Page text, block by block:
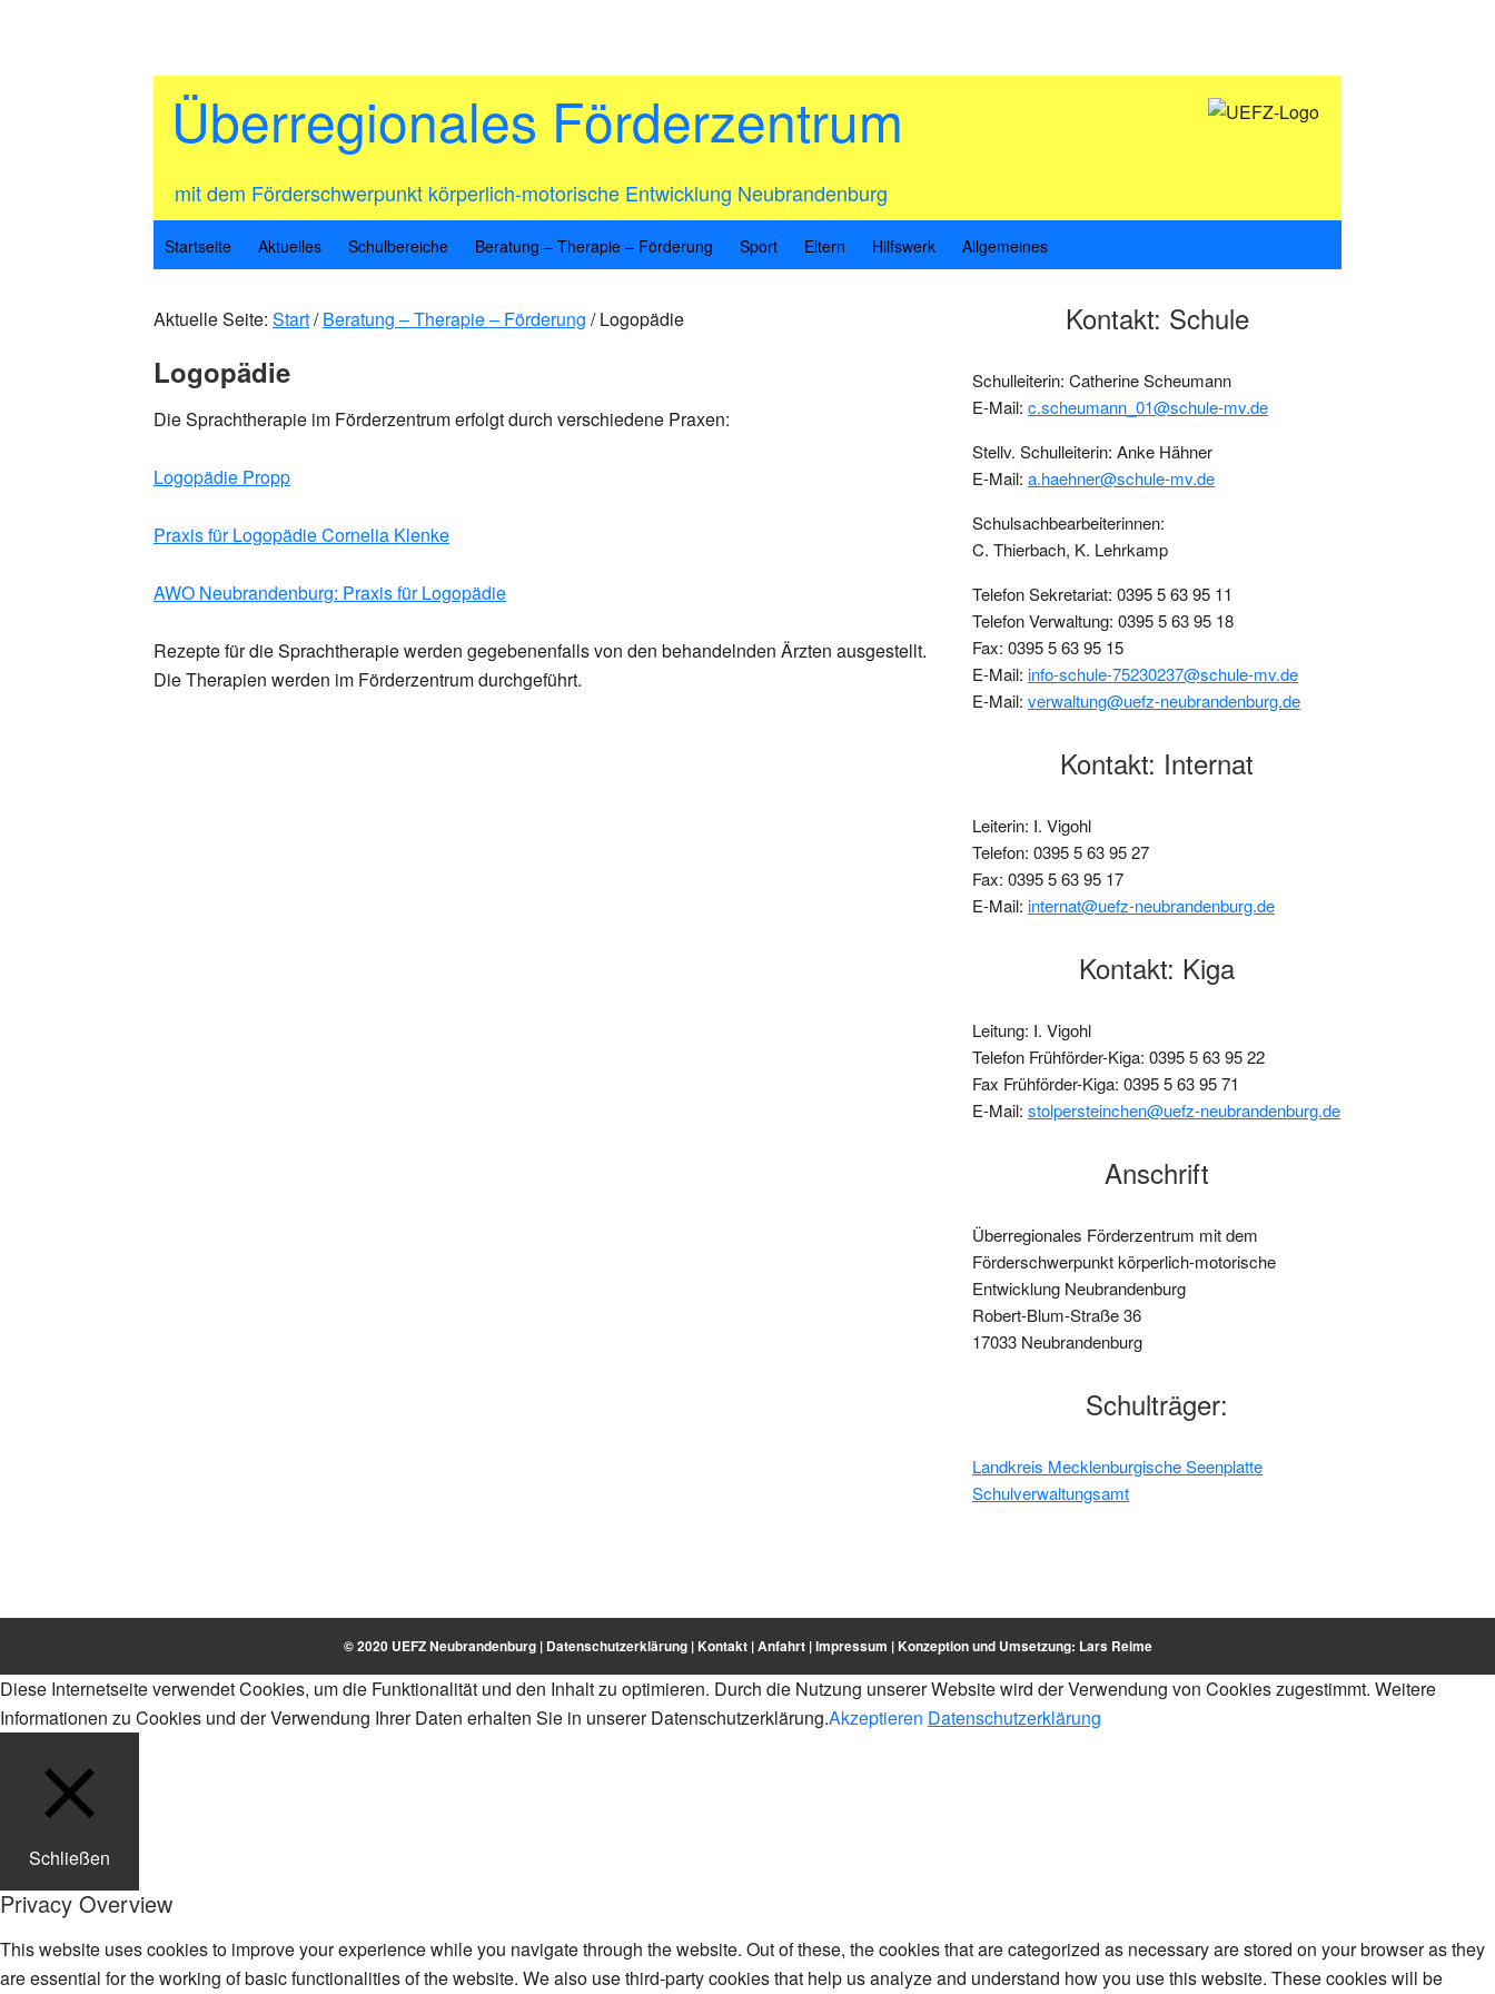
Überregionales Förderzentrum
mit dem Förderschwerpunkt körperlich-motorische Entwicklung Neubrandenburg
Startseite Aktuelles Schulbereiche Beratung – Therapie – Förderung Sport Eltern Hilfswerk Allgemeines
Aktuelle Seite: Start/ Beratung – Therapie – Förderung /Logopädie
Logopädie
Die Sprachtherapie im Förderzentrum erfolgt durch verschiedene Praxen:
Logopädie Propp
Praxis für Logopädie Cornelia Klenke
AWO Neubrandenburg: Praxis für Logopädie
Rezepte für die Sprachtherapie werden gegebenenfalls von den behandelnden Ärzten ausgestellt.
Die Therapien werden im Förderzentrum durchgeführt.
SeitenspalteKontakt: Schule
Schulleiterin: Catherine Scheumann
E-Mail: c.scheumann_01@schule-mv.de
Stellv. Schulleiterin: Anke Hähner
E-Mail: a.haehner@schule-mv.de
Schulsachbearbeiterinnen:
C. Thierbach, K. Lehrkamp
Telefon Sekretariat: 0395 5 63 95 11
Telefon Verwaltung: 0395 5 63 95 18
Fax: 0395 5 63 95 15
E-Mail: info-schule-75230237@schule-mv.de
E-Mail: verwaltung@uefz-neubrandenburg.de
Kontakt: Internat
Leiterin: I. Vigohl
Telefon: 0395 5 63 95 27
Fax: 0395 5 63 95 17
E-Mail: internat@uefz-neubrandenburg.de
Kontakt: Kiga
Leitung: I. Vigohl
Telefon Frühförder-Kiga: 0395 5 63 95 22
Fax Frühförder-Kiga: 0395 5 63 95 71
E-Mail: stolpersteinchen@uefz-neubrandenburg.de
Anschrift
Überregionales Förderzentrum mit dem
Förderschwerpunkt körperlich-motorische
Entwicklung Neubrandenburg
Robert-Blum-Straße 36
17033 Neubrandenburg
Schulträger:
Landkreis Mecklenburgische Seenplatte
Schulverwaltungsamt
© 2020 UEFZ Neubrandenburg | Datenschutzerklärung|Kontakt|Anfahrt|Impressum | Konzeption und Umsetzung: Lars Reime
Diese Internetseite verwendet Cookies, um die Funktionalität und den Inhalt zu optimieren. Durch die Nutzung unserer Website wird der Verwendung von Cookies zugestimmt. Weitere
Informationen zu Cookies und der Verwendung Ihrer Daten erhalten Sie in unserer Datenschutzerklärung.Akzeptieren Datenschutzerklärung
Schließen
Privacy Overview
This website uses cookies to improve your experience while you navigate through the website. Out of these, the cookies that are categorized as necessary are stored on your browser as they
are essential for the working of basic functionalities of the website. We also use third-party cookies that help us analyze and understand how you use this website. These cookies will be